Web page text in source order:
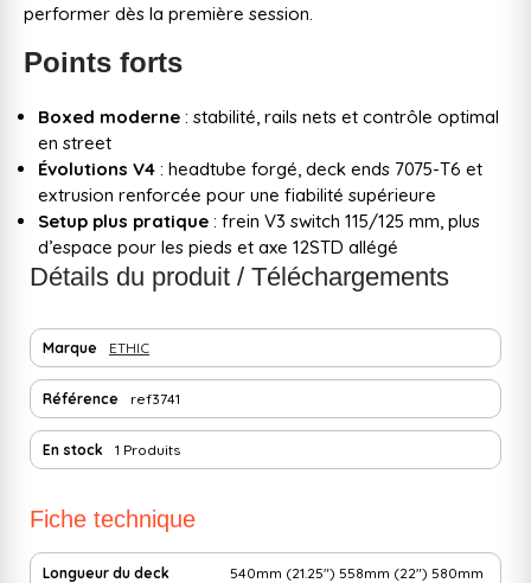
performer dès la première session.
Points forts
Boxed moderne : stabilité, rails nets et contrôle optimal
en street
Évolutions V4 : headtube forgé, deck ends 7075-T6 et
extrusion renforcée pour une fiabilité supérieure
Setup plus pratique : frein V3 switch 115/125 mm, plus
d’espace pour les pieds et axe 12STD allégé
Détails du produit / Téléchargements
Marque ETHIC
Référence ref3741
En stock 1 Produits
Fiche technique
Longueur du deck 540mm (21.25") 558mm (22") 580mm